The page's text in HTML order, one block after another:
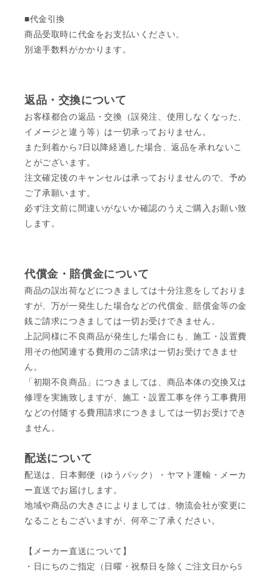
■代金引換
商品受取時に代金をお支払いください。
別途手数料がかかります。
返品・交換について
お客様都合の返品・交換（誤発注、使用しなくなった、
イメージと違う等）は一切承っておりません。
また到着から7日以降経過した場合、返品を承れないこ
とがございます。
注文確定後のキャンセルは承っておりませんので、予め
ご了承願います。
必ず注文前に間違いがないか確認のうえご購入お願い致
します。
代償金・賠償金について
商品の誤出荷などにつきましては十分注意をしておりま
すが、万が一発生した場合などの代償金、賠償金等の金
銭ご請求につきましては一切お受けできません。
上記同様に不良商品が発生した場合にも、施工・設置費
用その他関連する費用のご請求は一切お受けできませ
ん。
「初期不良商品」につきましては、商品本体の交換又は
修理を実施致しますが、施工・設置工事を伴う工事費用
などの付随する費用請求につきましては一切お受けでき
ません。
配送について
配送は、日本郵便（ゆうパック）・ヤマト運輸・メーカ
ー直送でお届けします。
地域や商品の大きさによりましては、物流会社が変更に
なることもございますが、何卒ご了承ください。
【メーカー直送について】
・日にちのご指定（日曜・祝祭日を除くご注文日から5